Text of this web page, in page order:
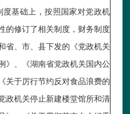
度基础上，按照国家对党政机
的修订了相关制度，财务制度
省、市、县下发的《党政机关
》、《湖南省党政机关国内公
关于厉行节约反对食品浪费的
政机关停止新建楼堂馆所和清